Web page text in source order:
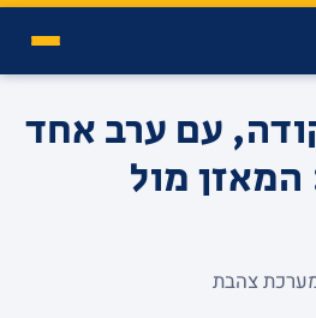
עם ערב אחד
מול